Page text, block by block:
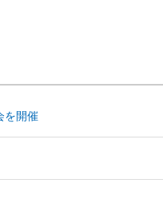
を開催